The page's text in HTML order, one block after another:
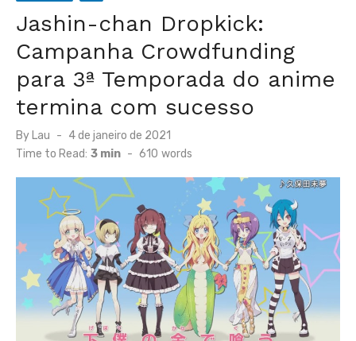
Jashin-chan Dropkick:
Campanha Crowdfunding
para 3ª Temporada do anime
termina com sucesso
By Lau
Posted
on
4 de janeiro de 2021
Time to Read: 3 min - 610 words